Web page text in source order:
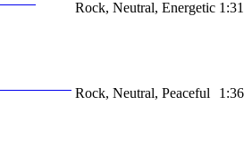
Rock, Neutral, Energetic 1:31
Rock, Neutral, Peaceful 1:36